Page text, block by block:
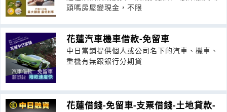
頭嗎房屋變現金，不限
花蓮汽車機車借款-免留車
中日當鋪提供個人或公司名下的汽車、機車、
重機有無跟銀行分期貸
花蓮借錢-免留車-支票借錢-土地貸款-